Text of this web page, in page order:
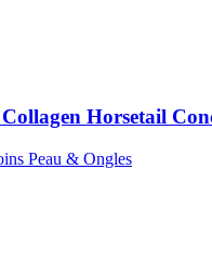
Horsetail
Peau & Ongles